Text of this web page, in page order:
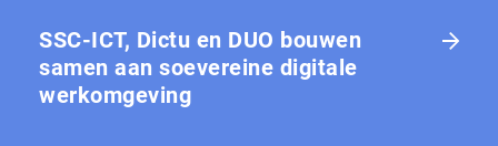
SSC-ICT, Dictu en DUO bouwen
samen aan soevereine digitale
werkomgeving